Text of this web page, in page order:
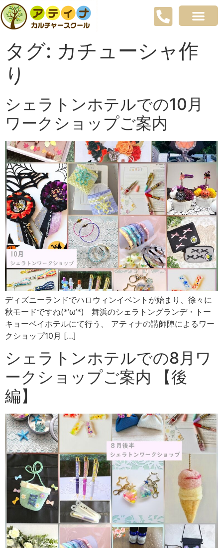
タグ: カチューシャ作
り
シェラトンホテルでの10月
ワークショップご案内
ディズニーランドでハロウィンイベントが始まり、徐々に
秋モードですね(*’ω’*) 舞浜のシェラトングランデ・トー
キョーベイホテルにて行う、 アティナの講師陣によるワー
クショップ10月 […]
シェラトンホテルでの8月ワ
ークショップご案内 【後
編】